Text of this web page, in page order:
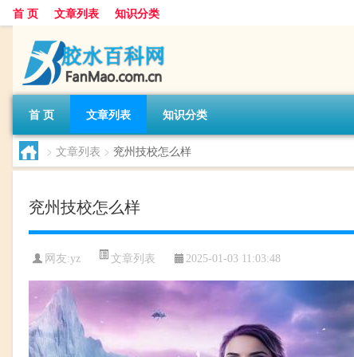
首 页 文章列表 知识分类
首 页 文章列表 知识分类
> 文章列表 > 兖州技校怎么样
兖州技校怎么样
网友:yz 文章列表 2025-01-03 11:03:48